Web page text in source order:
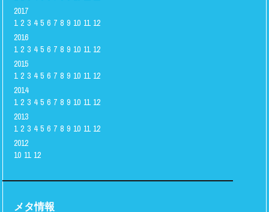
2017
1 2 3 4 5 6 7 8 9 10 11 12
2016
1 2 3 4 5 6 7 8 9 10 11 12
2015
1 2 3 4 5 6 7 8 9 10 11 12
2014
1 2 3 4 5 6 7 8 9 10 11 12
2013
1 2 3 4 5 6 7 8 9 10 11 12
2012
10 11 12
メタ情報